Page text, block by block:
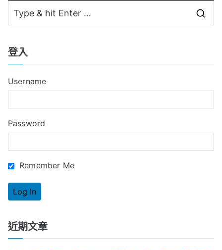
導
覽
h
r
登入
Username
Password
Remember Me
近期文章